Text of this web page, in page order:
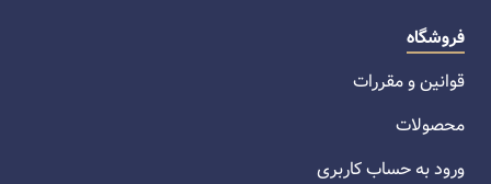
فروشگاه
قوانین و مقررات
محصولات
ورود به حساب کاربری